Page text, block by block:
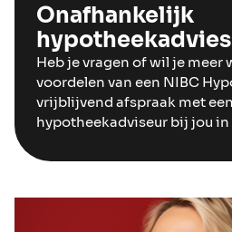
Onafhankelijk
hypotheekadvies
Heb je vragen of wil je meer
voordelen van een NIBC
vrijblijvend afspraak met
hypotheekadviseur bij jou in